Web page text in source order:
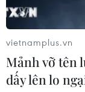
vietnamplus.vn
Mảnh vỡ tên
dấy lên lo